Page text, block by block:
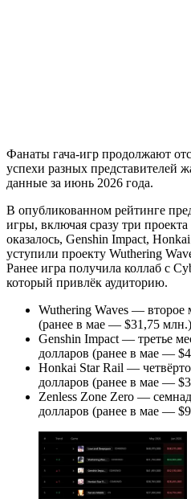
Фанаты гача-игр продолжают
успехи разных представителей
данные за июнь 2026 года.
В опубликованном рейтинге
игры, включая сразу три
оказалось, Genshin Impact,
уступили проекту Wuthering
Ранее игра получила коллаб с
который привлёк аудиторию.
Wuthering Waves — второе
(ранее в мае — $31,75 млн.)
Genshin Impact — третье
долларов (ранее в мае —
Honkai Star Rail —
долларов (ранее в мае —
Zenless Zone Zero —
долларов (ранее в мае —